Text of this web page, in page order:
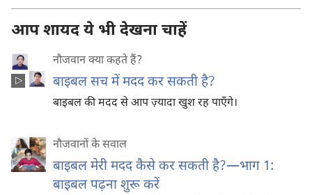
आप शायद ये भी देखना चाहें
नौजवान क्या कहते हैं?
बाइबल सच में मदद कर सकती है?
बाइबल की मदद से आप ज़्यादा खुश रह पाएँगे।
नौजवानों के सवाल
बाइबल मेरी मदद कैसे कर सकती है?​—भाग 1:
बाइबल पढ़ना शुरू करें